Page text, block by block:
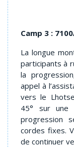
Camp 3 :
La longue
participants à
la
appel à
vers le
45° sur une
progression
cordes fixes.
de continuer